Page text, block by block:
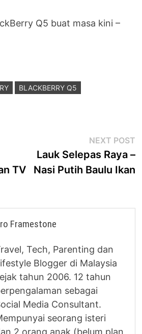
Q5 buat masa kini –
BLACKBERRY Q5
TV
NEXT POST
Lauk Selepas Raya –
Nasi Putih Baulu Ikan
Framestone
Tech, Parenting dan
Blogger di Malaysia
tahun 2006. 12 tahun
sebagai
Media Consultant.
seorang isteri